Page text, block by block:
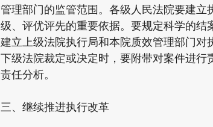
管理部门的监管范围。各级人民法院要建
级、评优评先的重要依据。要规定科学的结
建立上级法院执行局和本院质效管理部门
下级法院裁定或决定时，要附带对案件进
责任分析。
三、继续推进执行改革